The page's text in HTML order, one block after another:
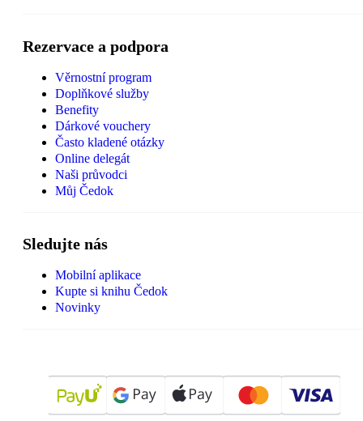
Rezervace a podpora
Věrnostní program
Doplňkové služby
Benefity
Dárkové vouchery
Často kladené otázky
Online delegát
Naši průvodci
Můj Čedok
Sledujte nás
Mobilní aplikace
Kupte si knihu Čedok
Novinky